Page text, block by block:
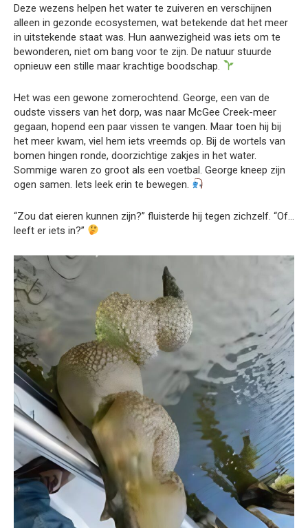
Deze wezens helpen het water te zuiveren en verschijnen
alleen in gezonde ecosystemen, wat betekende dat het meer
in uitstekende staat was. Hun aanwezigheid was iets om te
bewonderen, niet om bang voor te zijn. De natuur stuurde
opnieuw een stille maar krachtige boodschap.
Het was een gewone zomerochtend. George, een van de
oudste vissers van het dorp, was naar McGee Creek-meer
gegaan, hopend een paar vissen te vangen. Maar toen hij bij
het meer kwam, viel hem iets vreemds op. Bij de wortels van
bomen hingen ronde, doorzichtige zakjes in het water.
Sommige waren zo groot als een voetbal. George kneep zijn
ogen samen. Iets leek erin te bewegen.
“Zou dat eieren kunnen zijn?” fluisterde hij tegen zichzelf. “Of…
leeft er iets in?”